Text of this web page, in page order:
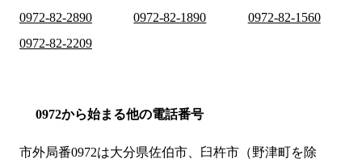
0972-82-2890
0972-82-1890
0972-82-1560
0972-82-2209
0972から始まる他の電話番号
市外局番0972は大分県佐伯市、臼杵市（野津町を除